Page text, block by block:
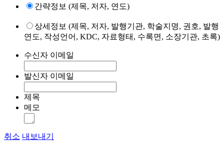
간략정보 (제목, 저자, 연도)
상세정보 (제목, 저자, 발행기관, 학술지명, 권호, 발행
연도, 작성언어, KDC, 자료형태, 수록면, 소장기관, 초록)
수신자 이메일
발신자 이메일
제목
메모
취소 내보내기